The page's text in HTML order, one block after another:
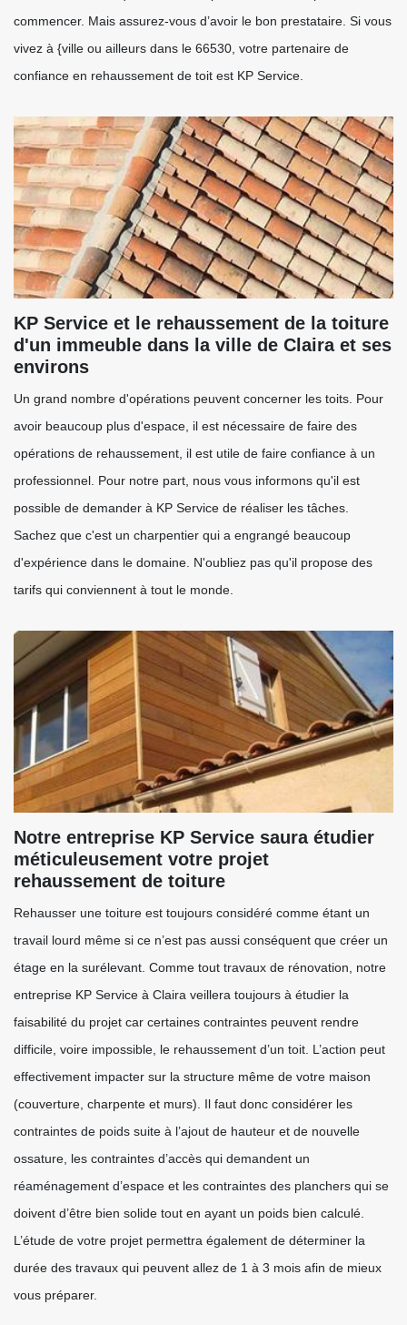
commencer. Mais assurez-vous d’avoir le bon prestataire. Si vous
vivez à {ville ou ailleurs dans le 66530, votre partenaire de
confiance en rehaussement de toit est KP Service.
KP Service et le rehaussement de la toiture
d'un immeuble dans la ville de Claira et ses
environs
Un grand nombre d'opérations peuvent concerner les toits. Pour
avoir beaucoup plus d'espace, il est nécessaire de faire des
opérations de rehaussement, il est utile de faire confiance à un
professionnel. Pour notre part, nous vous informons qu'il est
possible de demander à KP Service de réaliser les tâches.
Sachez que c'est un charpentier qui a engrangé beaucoup
d'expérience dans le domaine. N'oubliez pas qu'il propose des
tarifs qui conviennent à tout le monde.
Notre entreprise KP Service saura étudier
méticuleusement votre projet
rehaussement de toiture
Rehausser une toiture est toujours considéré comme étant un
travail lourd même si ce n’est pas aussi conséquent que créer un
étage en la surélevant. Comme tout travaux de rénovation, notre
entreprise KP Service à Claira veillera toujours à étudier la
faisabilité du projet car certaines contraintes peuvent rendre
difficile, voire impossible, le rehaussement d’un toit. L’action peut
effectivement impacter sur la structure même de votre maison
(couverture, charpente et murs). Il faut donc considérer les
contraintes de poids suite à l’ajout de hauteur et de nouvelle
ossature, les contraintes d’accès qui demandent un
réaménagement d’espace et les contraintes des planchers qui se
doivent d’être bien solide tout en ayant un poids bien calculé.
L’étude de votre projet permettra également de déterminer la
durée des travaux qui peuvent allez de 1 à 3 mois afin de mieux
vous préparer.